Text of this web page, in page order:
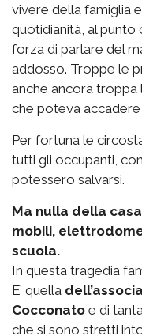
vivere della famiglia
quotidianità, al punto
forza di parlare del
addosso. Troppe le
anche ancora troppa
che poteva
Per fortuna le
tutti gli occupanti,
potessero salvarsi.
Ma nulla della
mobili,
scuola.
In questa tragedia
E’ quella
Cocconato e di
che si sono stretti